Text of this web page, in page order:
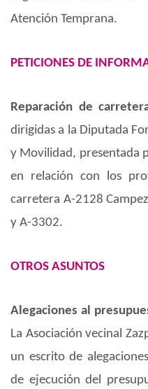
Atención Temprana.
PETICIONES DE
Reparación de
dirigidas a la Diputada
y Movilidad, presentada
en relación con los
carretera A-2128
y A-3302.
OTROS ASUNTOS
Alegaciones al
La Asociación vecinal
un escrito de
de ejecución del